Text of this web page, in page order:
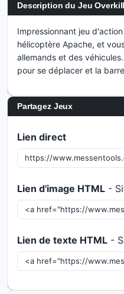
Description du Jeu
Impressionnant jeu
hélicoptère Apache, et
allemands et des
pour se déplacer et la
Partagez Jeux
Lien direct
Lien d'image HTML -
Lien de texte HTML -